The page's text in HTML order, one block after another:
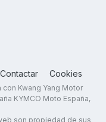
Contactar Cookies
con Kwang Yang Motor
KYMCO Moto España,
son propiedad de sus